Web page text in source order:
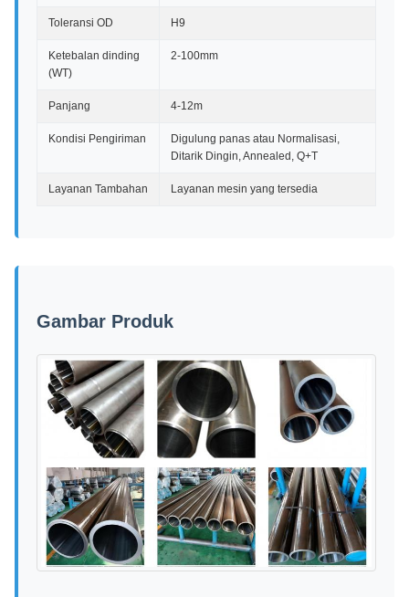
Toleransi OD H9
Ketebalan dinding
(WT)
2-100mm
Panjang 4-12m
Kondisi Pengiriman
Digulung panas atau Normalisasi,
Ditarik Dingin, Annealed, Q+T
Layanan Tambahan Layanan mesin yang tersedia
Gambar Produk